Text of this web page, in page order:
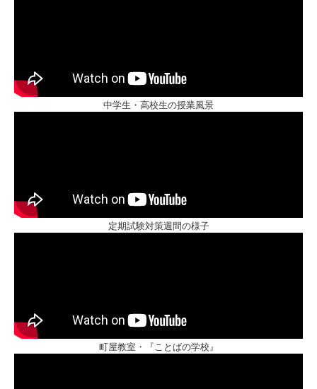
中学生・高校生の授業風景
定期試験対策週間の様子
町屋教室・『ことばの学校』